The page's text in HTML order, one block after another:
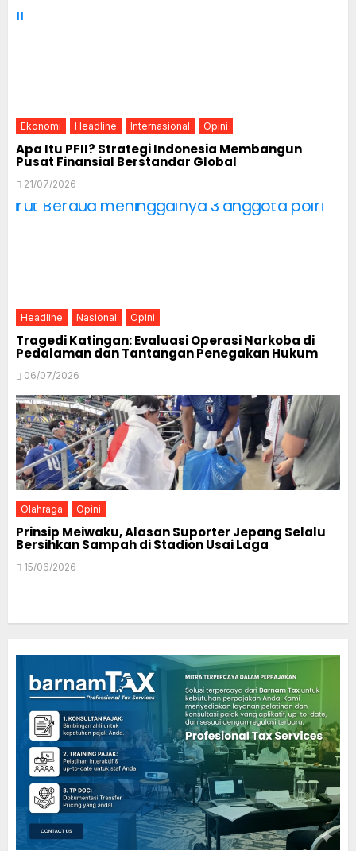
Ekonomi Headline Internasional Opini
Apa Itu PFII? Strategi Indonesia Membangun
Pusat Finansial Berstandar Global
21/07/2026
Headline Nasional Opini
Tragedi Katingan: Evaluasi Operasi Narkoba di
Pedalaman dan Tantangan Penegakan Hukum
06/07/2026
Olahraga Opini
Prinsip Meiwaku, Alasan Suporter Jepang Selalu
Bersihkan Sampah di Stadion Usai Laga
15/06/2026